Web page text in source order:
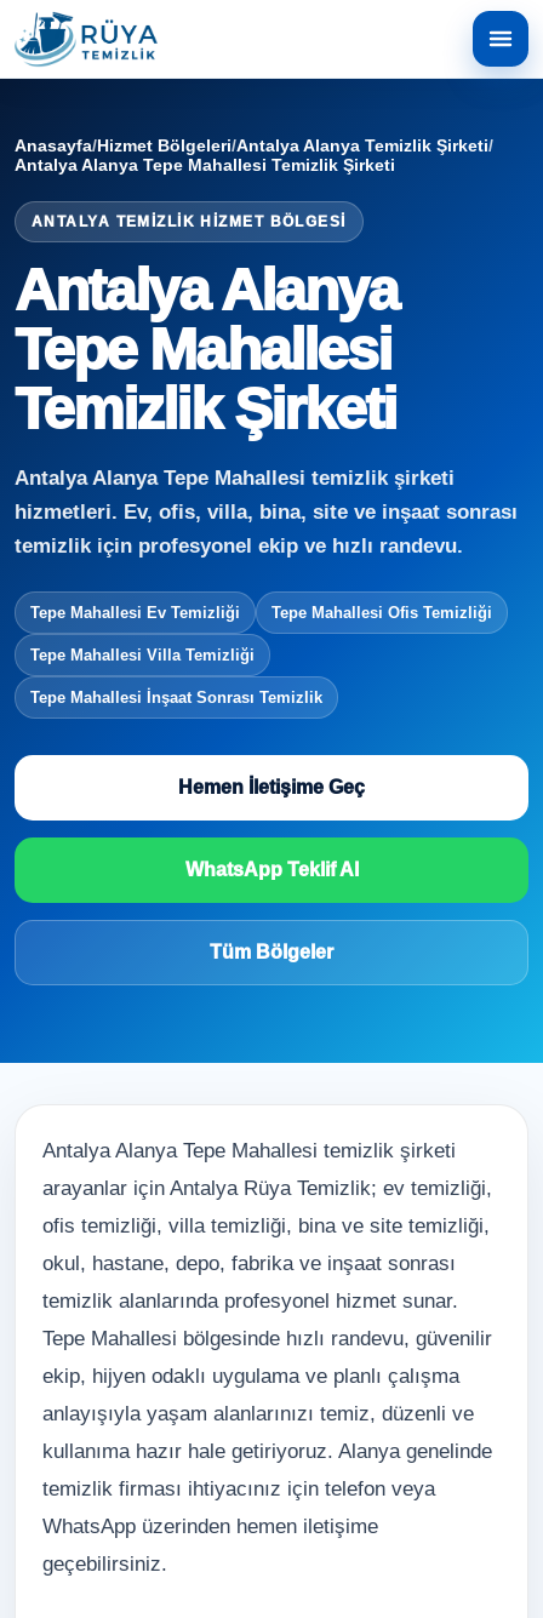
Anasayfa/Hizmet Bölgeleri/Antalya Alanya Temizlik Şirketi/
Antalya Alanya Tepe Mahallesi Temizlik Şirketi
ANTALYA TEMIZLIK HIZMET BÖLGESI
Antalya Alanya
Tepe Mahallesi
Temizlik Şirketi
Antalya Alanya Tepe Mahallesi temizlik şirketi
hizmetleri. Ev, ofis, villa, bina, site ve inşaat sonrası
temizlik için profesyonel ekip ve hızlı randevu.
Tepe Mahallesi Ev Temizliği Tepe Mahallesi Ofis Temizliği
Tepe Mahallesi Villa Temizliği
Tepe Mahallesi İnşaat Sonrası Temizlik
Hemen İletişime Geç
WhatsApp Teklif Al
Tüm Bölgeler
Antalya Alanya Tepe Mahallesi temizlik şirketi
arayanlar için Antalya Rüya Temizlik; ev temizliği,
ofis temizliği, villa temizliği, bina ve site temizliği,
okul, hastane, depo, fabrika ve inşaat sonrası
temizlik alanlarında profesyonel hizmet sunar.
Tepe Mahallesi bölgesinde hızlı randevu, güvenilir
ekip, hijyen odaklı uygulama ve planlı çalışma
anlayışıyla yaşam alanlarınızı temiz, düzenli ve
kullanıma hazır hale getiriyoruz. Alanya genelinde
temizlik firması ihtiyacınız için telefon veya
WhatsApp üzerinden hemen iletişime
geçebilirsiniz.